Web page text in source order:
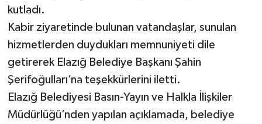
kutladı.
Kabir ziyaretinde bulunan vatandaşlar, sunulan
hizmetlerden duydukları memnuniyeti dile
getirerek Elazığ Belediye Başkanı Şahin
Şerifoğulları’na teşekkürlerini iletti.
Elazığ Belediyesi Basın-Yayın ve Halkla İlişkiler
Müdürlüğü’nden yapılan açıklamada, belediye